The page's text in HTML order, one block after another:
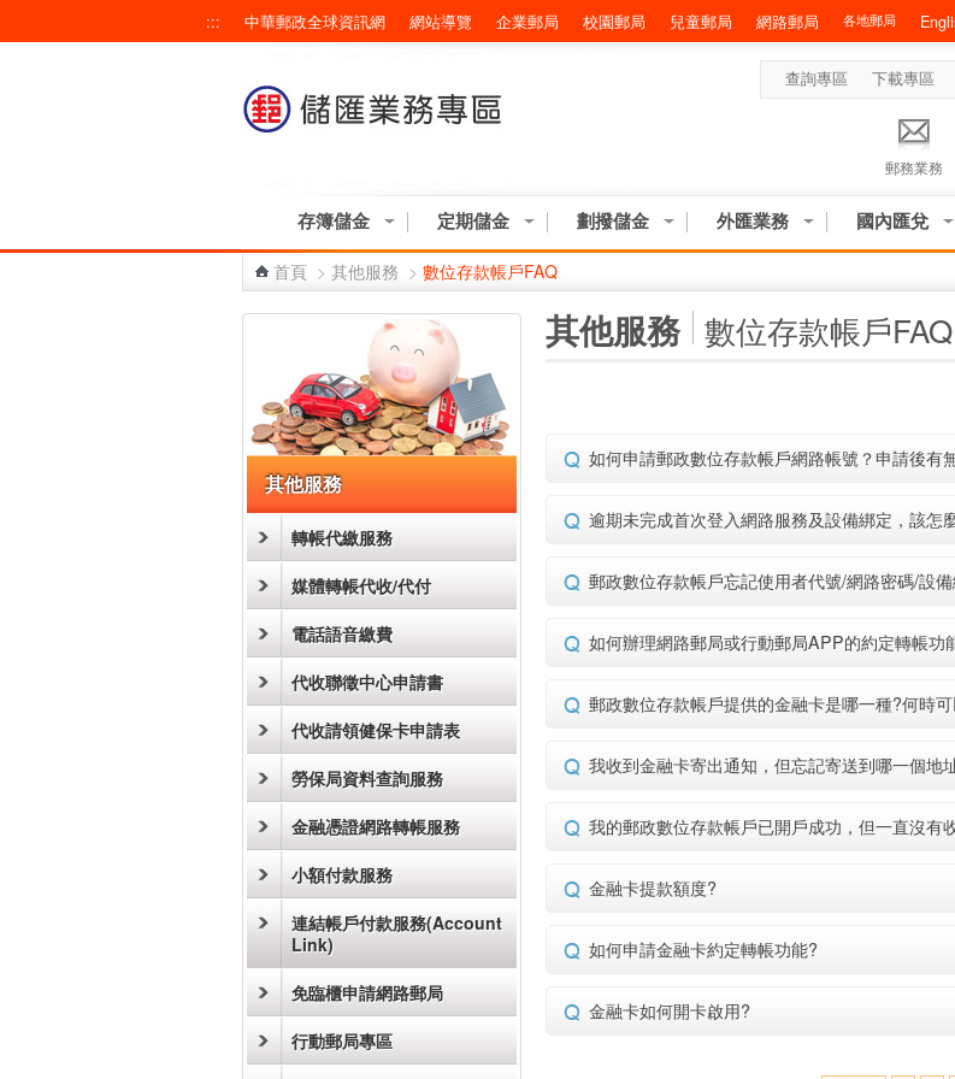
::: 中華郵政全球資訊網 網站導覽 企業郵局 校園郵局 兒童郵局 網路郵局 各地郵局
查詢專區 下載專區
郵務業務
存簿儲金 定期儲金 劃撥儲金 外匯業務 國內匯兌
首頁 > 其他服務 > 數位存款帳戶FAQ
其他服務
轉帳代繳服務
媒體轉帳代收/代付
電話語音繳費
代收聯徵中心申請書
代收請領健保卡申請表
勞保局資料查詢服務
金融憑證網路轉帳服務
小額付款服務
連結帳戶付款服務(Account
Link)
免臨櫃申請網路郵局
行動郵局專區
其他服務 數位存款帳戶FAQ
如何申請郵政數位存款帳戶網路帳號？申請後有
逾期未完成首次登入網路服務及設備綁定，該怎
郵政數位存款帳戶忘記使用者代號/網路密碼/設
如何辦理網路郵局或行動郵局APP的約定轉帳功
郵政數位存款帳戶提供的金融卡是哪一種?何時
我收到金融卡寄出通知，但忘記寄送到哪一個地
我的郵政數位存款帳戶已開戶成功，但一直沒有
金融卡提款額度?
如何申請金融卡約定轉帳功能?
金融卡如何開卡啟用?